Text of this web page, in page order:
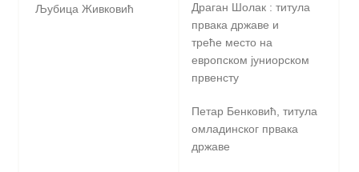
Љубица Живковић
Драган Шолак : титула
првака државе и
треће место на
европском јуниорском
првенсту
Петар Бенковић, титула
омлaдинског првака
државе